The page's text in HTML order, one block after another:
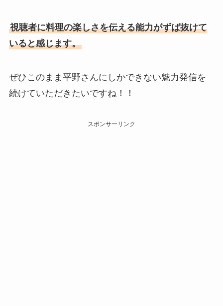
視聴者に料理の楽しさを伝える能力がずば抜けて
いると感じます。
ぜひこのまま平野さんにしかできない魅力発信を
続けていただきたいですね！！
スポンサーリンク